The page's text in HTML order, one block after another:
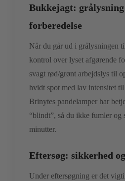
Bukkejagt:
forberedelse
Når du går ud i grålysningen
kontrol over lyset afgørende
svagt rød/grønt arbejdslys til
hvidt spot med lav intensitet
Brinytes pandelamper har
“blindt”, så du ikke fumler og
minutter.
Eftersøg: sikkerhed
Under eftersøgning er det